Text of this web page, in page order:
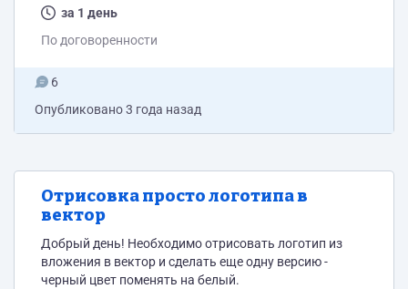
за 1 день
По договоренности
6
Опубликовано3 года назад
Отрисовка просто логотипа в
вектор
Добрый день! Необходимо отрисовать логотип из
вложения в вектор и сделать еще одну версию -
черный цвет поменять на белый.